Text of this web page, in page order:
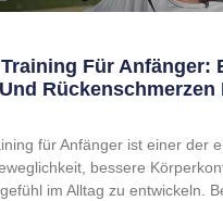
Für Anfänger:
Rückenschmerzen
für Anfänger ist einer der
bessere
im Alltag zu entwickeln.